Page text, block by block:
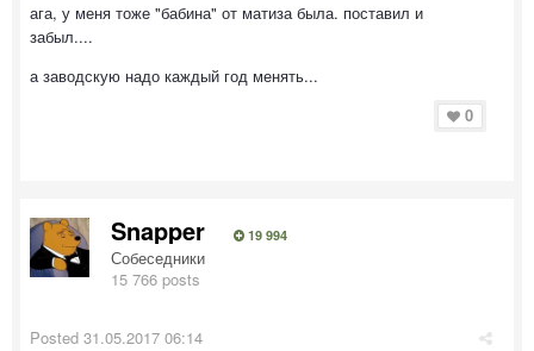
ага, у меня тоже "бабина" от матиза была. поставил и
забыл....
а заводскую надо каждый год менять...
0
Snapper 19 994
Собеседники
15 766 posts
Posted 31.05.2017 06:14